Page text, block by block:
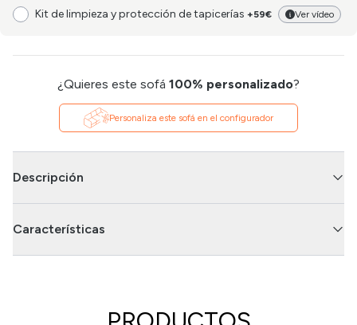
Kit de limpieza y protección de tapicerías +59€ Ver vídeo
¿Quieres este sofá 100% personalizado?
Personaliza este sofá en el configurador
Descripción
Características